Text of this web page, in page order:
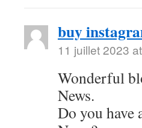
buy
11 juillet 2023
Wonderful
News.
Do you have